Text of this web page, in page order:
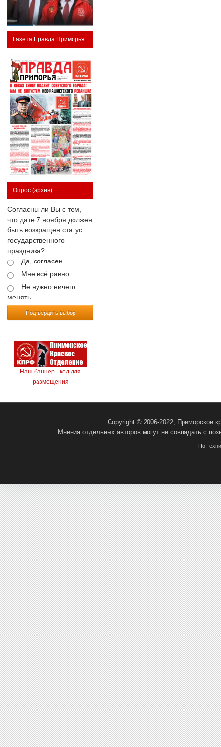
Газета Правда Приморья
Опрос (архив)
Согласны ли Вы с тем,
что дате 7 ноября должен
быть возвращен статус
государственного
праздника?
Да, согласен
Мне всё равно
Не нужно ничего
менять
Подтвердить выбор
Наш баннер - код для
размещения
Copyright © 2006-2022, Приморское
Мнения отдельных авторов могут не совпадать с
По